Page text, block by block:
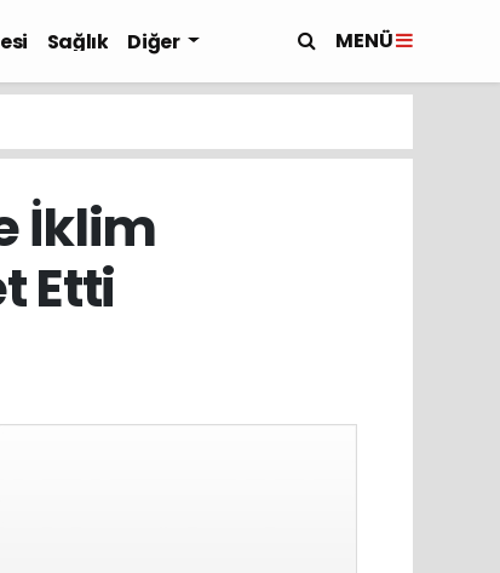
Sağlık Diğer MENÜ
İklim
Etti